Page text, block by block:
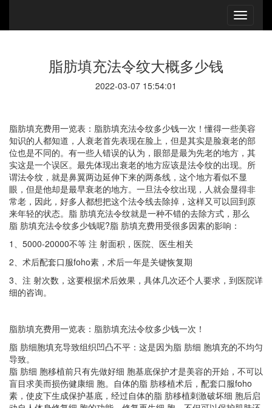
脂肪填充法令纹大概多少钱
2022-03-07 15:54:01
脂肪填充费用一览表：脂肪填充法令纹多少钱一次！懂得一些美容
知识的人都知道，人衰老首先表现在脸上，但是其实是脸衰老的部
位也是不同的。有一些人错误的认为，眼部是最为先老的地方，其
实这是一个误区。最先体现出衰老的地方应该是法令纹的出现。所
谓法令纹，就是鼻翼两边延伸下来的两条线，这个地方看似不显
眼，但是他却是最早衰老的地方。一旦法令纹出现，人就会显得非
常老，因此，好多人都想把这个法令线去除掉，这样又可以回到原
来年轻的状态。脂 肪填充法令纹就是一种不错的去除方式，那么
脂 肪填充法令纹多少钱呢?脂 肪填充费用受很多因素的影响：
1、5000-20000不等 注 射面积，医院、医生相关
2、 术后配套口服foho素，术后一年是关键恢复期
3、注 射次数，这要根据术后效果，具体几次还个人要求，到医院详
细的咨询。
脂肪填充费用一览表：脂肪填充法令纹多少钱一次！
脂 肪细胞填充导致组织凹凸不平：这是因为脂 肪细 胞填充的不均匀
导致。
脂 肪细 胞移植前只有先做好细 胞基底保护才是美容的开始，不可以
盲目求美而损伤健康细 胞。自体的脂 肪移植术后，配套口服foho
素，使皮下生成保护基底，经过自体的脂 肪移植刺激破坏细 胞后启